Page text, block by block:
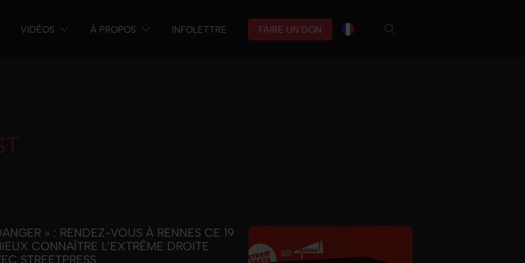
VIDÉOS À PROPOS INFOLETTRE FAIRE UN DON br
» : RENDEZ-VOUS À RENNES CE 19
CONNAÎTRE L’EXTRÊME DROITE
STREETPRESS